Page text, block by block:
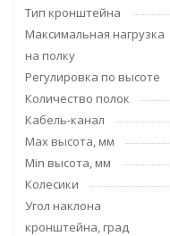
Тип кронштейна
Максимальная нагрузка
на полку
Регулировка по высоте
Количество полок
Кабель-канал
Max высота, мм
Min высота, мм
Колесики
Угол наклона
кронштейна, град